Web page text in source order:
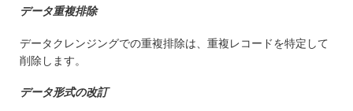
データ重複排除
データクレンジングでの重複排除は、重複レコードを特定して
削除します。
データ形式の改訂